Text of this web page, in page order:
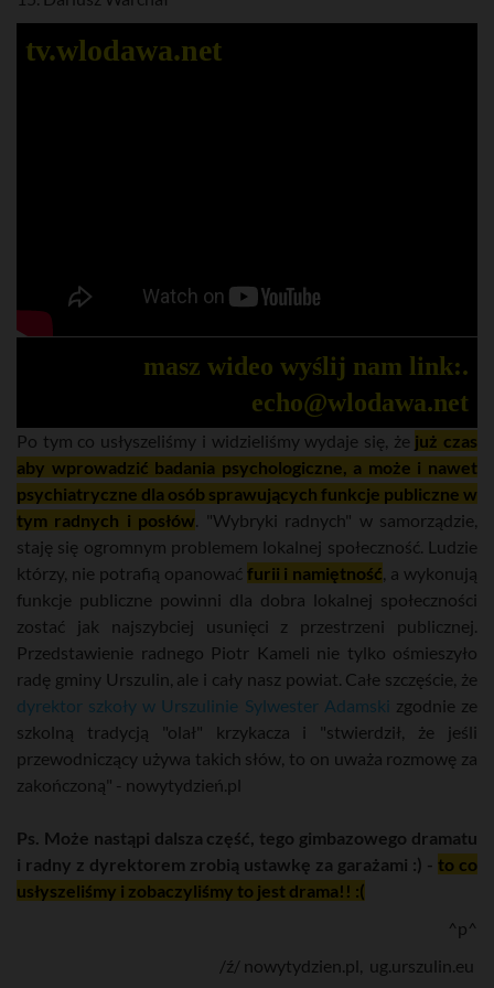
tv.wlodawa.net
masz wideo wyślij nam link:.
echo@wlodawa.net
Po tym co usłyszeliśmy i widzieliśmy wydaje się, że już czas
aby wprowadzić badania psychologiczne, a może i nawet
psychiatryczne dla osób sprawujących funkcje publiczne w
tym radnych i posłów . "Wybryki radnych" w samorządzie,
staję się ogromnym problemem lokalnej społeczność. Ludzie
którzy, nie potrafią opanować furii i namiętność , a wykonują
funkcje publiczne powinni dla dobra lokalnej społeczności
zostać jak najszybciej usunięci z przestrzeni publicznej.
Przedstawienie radnego Piotr Kameli nie tylko ośmieszyło
radę gminy Urszulin, ale i cały nasz powiat. Całe szczęście, że
dyrektor szkoły w Urszulinie Sylwester Adamski zgodnie ze
szkolną tradycją "olał" krzykacza i "stwierdził, że jeśli
przewodniczący używa takich słów, to on uważa rozmowę za
zakończoną" - nowytydzień.pl
Ps. Może nastąpi dalsza część, tego gimbazowego dramatu
i radny z dyrektorem zrobią ustawkę za garażami :) - to co
usłyszeliśmy i zobaczyliśmy to jest drama!! :(
^p^
/ź/ nowytydzien.pl, ug.urszulin.eu